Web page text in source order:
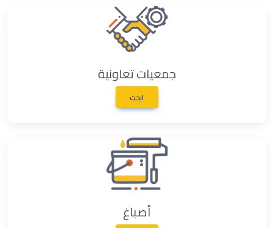
جمعيات تعاونية
ابحث
أصباغ